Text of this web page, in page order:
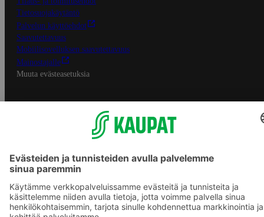
Tietosuojakäytäntö
Palvelun käyttöehdot
Saavutettavuus
Mobiilisovelluksen saavutettavuus
Mainostajalle
Muuta evästeasetuksia
S-ryhmän palvelut
S-ryhmä
Asiakasomistajuus
S-ostoslista -sovellus
Prisma.fi